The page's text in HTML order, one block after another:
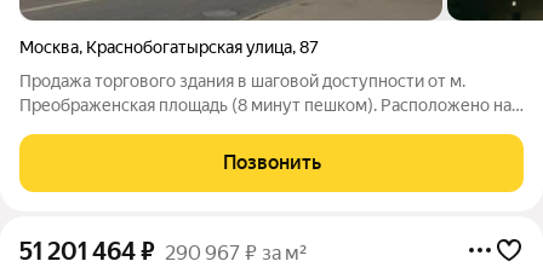
Москва, Краснобогатырская улица,87
Продажа торгового здания в шаговой доступности от м.
Преображенская площадь (8 минут пешком). Расположено на
Интенсивный автомобильный и пешеходный трафик, Удобный
подъезд, в окружении парк
Позвонить
51 201 464₽ 290 967 ₽ за м²